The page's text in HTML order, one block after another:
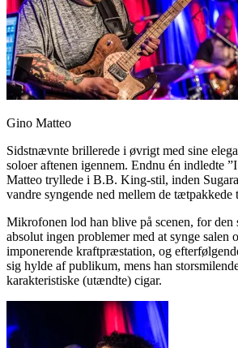
Gino Matteo
Sidstnævnte brillerede i øvrigt med sine
soloer aftenen igennem. Endnu én indledte
Matteo tryllede i B.B. King-stil, inden
vandre syngende ned mellem de tætpakkede
Mikrofonen lod han blive på scenen, for den
absolut ingen problemer med at synge salen
imponerende kraftpræstation, og
sig hylde af publikum, mens han
karakteristiske (utændte) cigar.